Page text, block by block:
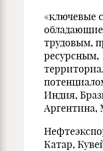
«ключевые
трудовым,
ресурсным,
Индия,
Аргентина,
Катар,